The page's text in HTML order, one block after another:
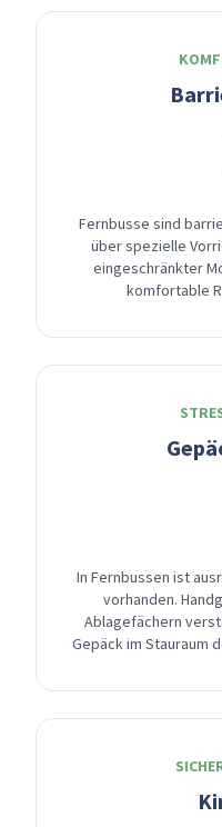
Fernbusse sind
über spezielle
eingeschränkter
komfortable
In Fernbussen ist
vorhanden.
Ablagefächern
Gepäck im Stauraum